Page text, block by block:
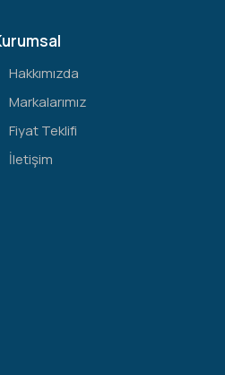
Hakkımızda
Markalarımız
Fiyat Teklifi
İletişim